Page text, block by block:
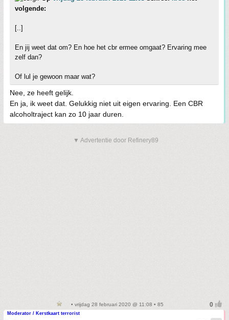
volgende:
[..]
En jij weet dat om? En hoe het cbr ermee omgaat? Ervaring mee
zelf dan?
Of lul je gewoon maar wat?
Nee, ze heeft gelijk.
En ja, ik weet dat. Gelukkig niet uit eigen ervaring. Een CBR
alcoholtraject kan zo 10 jaar duren.
▼ Advertentie door Refinery89
• vrijdag 28 februari 2020 @ 11:08 • 85
Moderator / Kerstkaart terrorist